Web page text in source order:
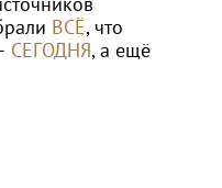
ВСЁ, что
СЕГОДНЯ, а ещё